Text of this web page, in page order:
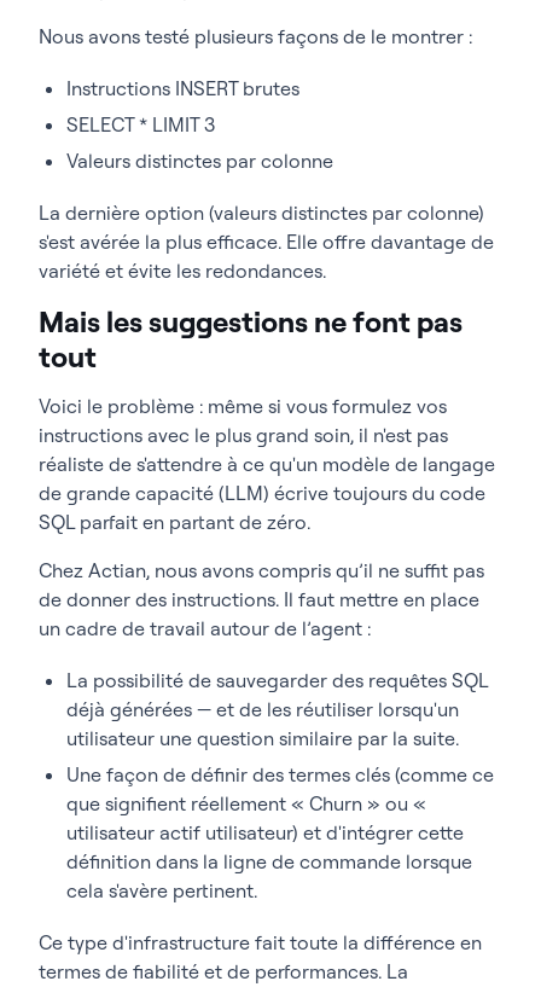
Nous avons testé plusieurs façons de le montrer :
Instructions INSERT brutes
SELECT * LIMIT 3
Valeurs distinctes par colonne
La dernière option (valeurs distinctes par colonne)
s'est avérée la plus efficace. Elle offre davantage de
variété et évite les redondances.
Mais les suggestions ne font pas
tout
Voici le problème : même si vous formulez vos
instructions avec le plus grand soin, il n'est pas
réaliste de s'attendre à ce qu'un modèle de langage
de grande capacité (LLM) écrive toujours du code
SQL parfait en partant de zéro.
Chez Actian, nous avons compris qu’il ne suffit pas
de donner des instructions. Il faut mettre en place
un cadre de travail autour de l’agent :
La possibilité de sauvegarder des requêtes SQL
déjà générées — et de les réutiliser lorsqu'un
utilisateur une question similaire par la suite.
Une façon de définir des termes clés (comme ce
que signifient réellement « Churn » ou «
utilisateur actif utilisateur) et d'intégrer cette
définition dans la ligne de commande lorsque
cela s'avère pertinent.
Ce type d'infrastructure fait toute la différence en
termes de fiabilité et de performances. La